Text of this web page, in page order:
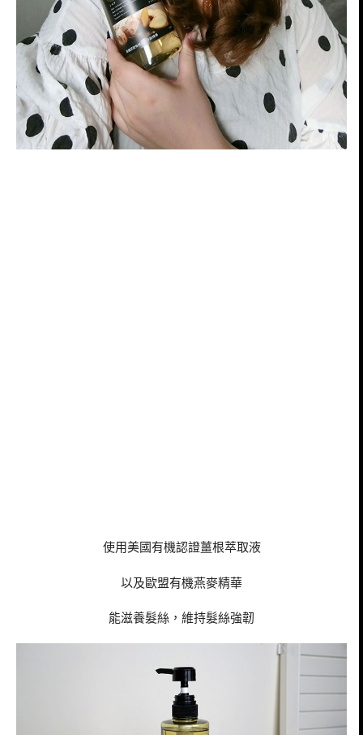
使用美國有機認證薑根萃取液
以及歐盟有機燕麥精華
能滋養髮絲，維持髮絲強韌